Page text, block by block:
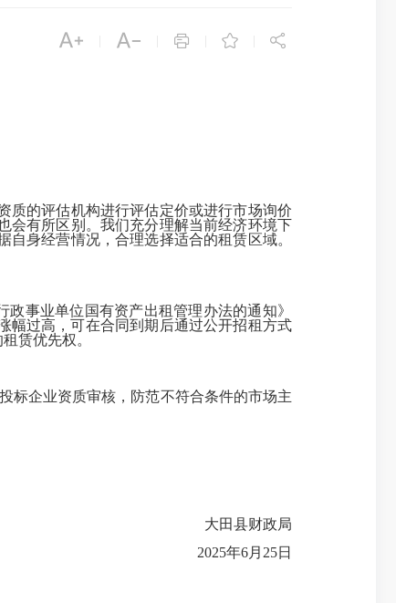
    
的评估机构进行评估定价或进行市场询价
会有所区别。我们充分理解当前经济环境下
身经营情况，合理选择适合的租赁区域。
事业单位国有资产出租管理办法的通知》
幅过高，可在合同到期后通过公开招租方式
赁优先权。
企业资质审核，防范不符合条件的市场主
大田县财政局
2025年6月25日